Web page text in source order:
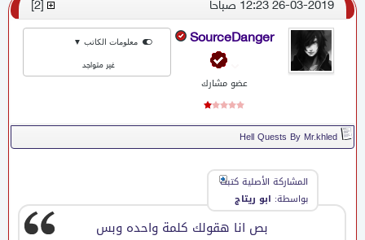
26-03-2019 12:23 صباحا [
2
SourceDanger
عضو مشارك
معلومات الكاتب ▼
غير متواجد
Hell Quests By Mr.khled
المشاركة الأصلية كتبت
بواسطة: ابو ريتاج
بص انا هقولك كلمة واحده وبس